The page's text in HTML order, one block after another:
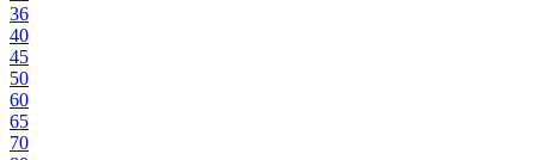
36
40
45
50
60
65
70